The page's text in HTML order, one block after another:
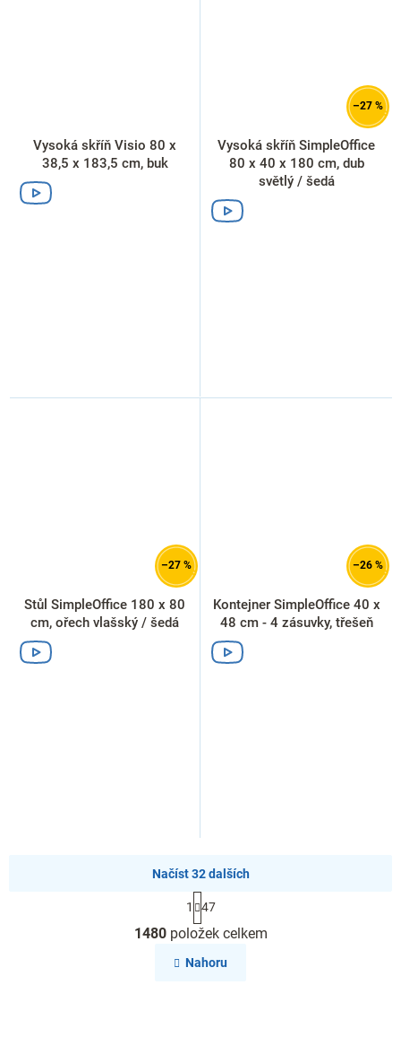
Vysoká skříň Visio 80 x
38,5 x 183,5 cm, buk
–27 %
Vysoká skříň SimpleOffice
80 x 40 x 180 cm, dub
světlý / šedá
–27 %
Stůl SimpleOffice 180 x 80
cm, ořech vlašský / šedá
–26 %
Kontejner SimpleOffice 40 x
48 cm - 4 zásuvky, třešeň
O
v
l
Načíst 32 dalších
S
t
r
á
n
1 47
1480položek celkem
Nahoru